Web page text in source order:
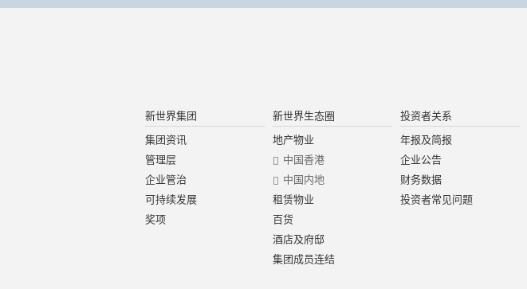
新世界集团
集团资讯
管理层
企业管治
可持续发展
奖项
新世界生态圈
地产物业
中国香港
中国内地
租赁物业
百货
酒店及府邸
集团成员连结
投资者关系
年报及简报
企业公告
财务数据
投资者常见问题